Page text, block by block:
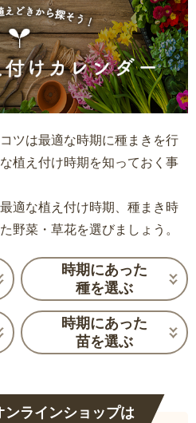
ツは最適な時期に種まきを行
植え付け時期を知っておく事
適な植え付け時期、種まき時
野菜・草花を選びましょう。
時期にあった
種を選ぶ
時期にあった
苗を選ぶ
ンラインショップは